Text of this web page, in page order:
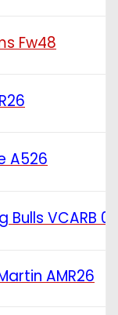
Fw48
A526
Bulls VCARB 03
AMR26